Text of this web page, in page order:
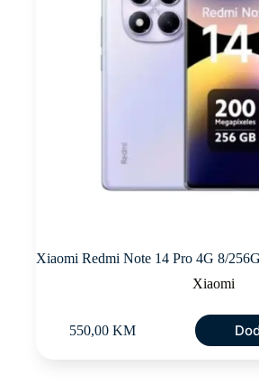
Xiaomi Redmi Note 14 Pro 4G 8/
Xiaomi
550,00 KM